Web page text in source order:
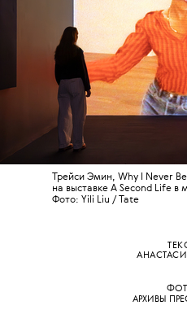
Трейси Эмин, Why I Never
на выставке A Second Life в
Фото: Yili Liu / Tate
АРХИВЫ